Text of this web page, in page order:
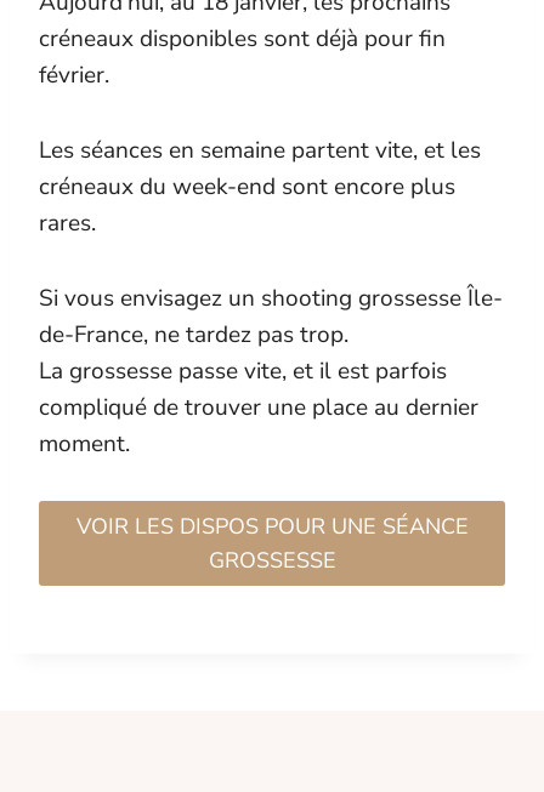
créneaux disponibles sont déjà pour fin
février.
Les séances en semaine partent vite, et les
créneaux du week-end sont encore plus
rares.
Si vous envisagez un shooting grossesse Île-
de-France, ne tardez pas trop.
La grossesse passe vite, et il est parfois
compliqué de trouver une place au dernier
moment.
VOIR LES DISPOS POUR UNE SÉANCE
GROSSESSE